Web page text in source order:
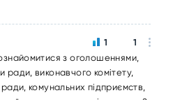
з оголошеннями,
виконавчого комітету,
комунальних підприємств,
1 1